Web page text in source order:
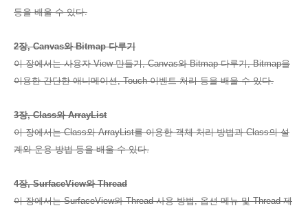
등을 배울 수 있다.
2장, Canvas와 Bitmap 다루기
이 장에서는 사용자 View 만들기, Canvas와 Bitmap 다루기, Bitmap을
이용한 간단한 애니메이션, Touch 이벤트 처리 등을 배울 수 있다.
3장, Class와 ArrayList
이 장에서는 Class와 ArrayList를 이용한 객체 처리 방법과 Class의 설
계와 운용 방법 등을 배울 수 있다.
4장, SurfaceView와 Thread
이 장에서는 SurfaceView와 Thread 사용 방법, 옵션 메뉴 및 Thread 제